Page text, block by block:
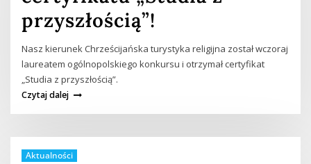
przyszłością”!
Nasz kierunek Chrześcijańska turystyka religijna został wczoraj
laureatem ogólnopolskiego konkursu i otrzymał certyfikat
„Studia z przyszłością”.
Czytaj dalej
Aktualności